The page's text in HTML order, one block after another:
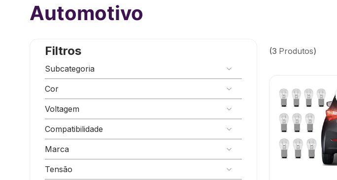
Automotivo
Filtros
Subcategoria
Cor
Preto
Voltagem
Compatibilidade
Marca
Multilaser
Tensão
3 Produtos